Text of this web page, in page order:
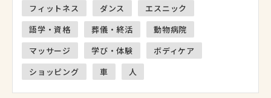
フィットネス
ダンス
エスニック
語学・資格
葬儀・終活
動物病院
マッサージ
学び・体験
ボディケア
ショッピング
車 人